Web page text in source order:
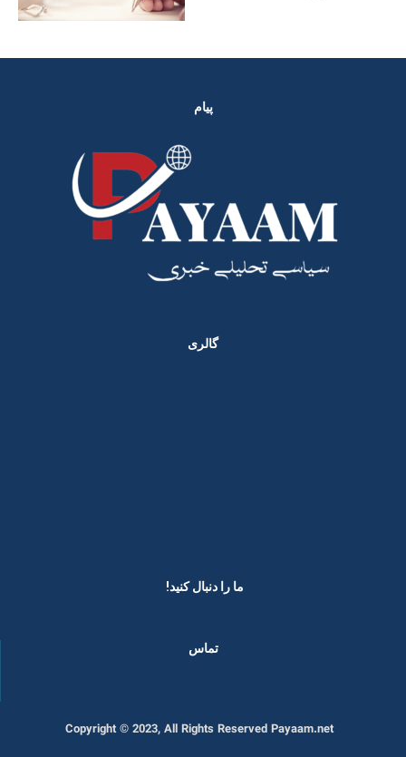
پیام
گالری
ما را دنبال کنید! ​
تماس
Copyright © 2023, All Rights Reserved Payaam.net